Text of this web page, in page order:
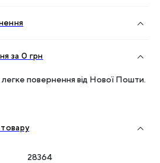
за 0 грн
повернення від Нової Пошти.
28364